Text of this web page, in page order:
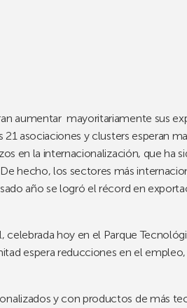
aumentar mayoritariamente sus
asociaciones y clusters esperan
en la internacionalización, que ha
hecho, los sectores más
año se logró el récord en
hoy en el Parque
espera reducciones en el
y con productos de más